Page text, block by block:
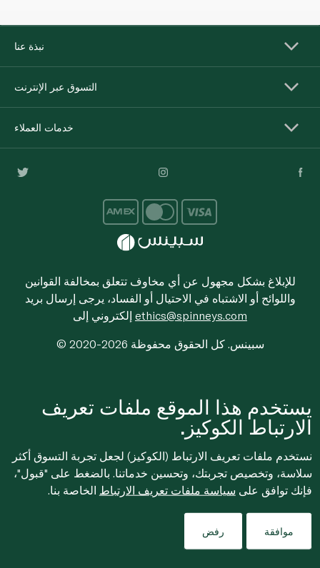
نبذة عنا
التسوق عبر الإنترنت
خدمات العملاء
للإبلاغ بشكل مجهول عن أي مخاوف تتعلق بمخالفة القوانين
واللوائح أو الاشتباه في الاحتيال أو الفساد، يرجى إرسال بريد
ethics@spinneys.com
© 2020-2026 سبينس. كل الحقوق محفوظة
يستخدم هذا الموقع ملفات تعريف
الارتباط الكوكيز.
نستخدم ملفات تعريف الارتباط (الكوكيز) لجعل تجربة التسوق أكثر
سلاسة، وتخصيص تجربتك، وتحسين خدماتنا. بالضغط على "قبول"،
فإنك توافق على سياسة ملفات تعريف الارتباط الخاصة بنا.
موافقة رفض